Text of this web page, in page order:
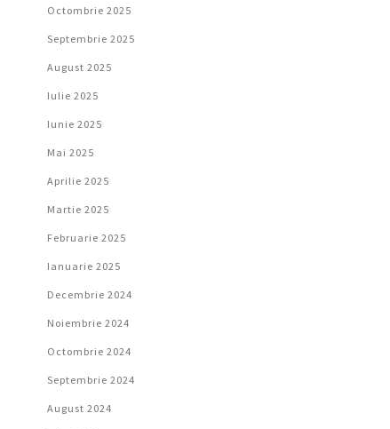
Octombrie 2025
Septembrie 2025
August 2025
Iulie 2025
Iunie 2025
Mai 2025
Aprilie 2025
Martie 2025
Februarie 2025
Ianuarie 2025
Decembrie 2024
Noiembrie 2024
Octombrie 2024
Septembrie 2024
August 2024